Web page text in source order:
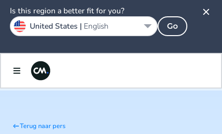
Terug naar pers
Is this region a better fit for you?
United States | English Go